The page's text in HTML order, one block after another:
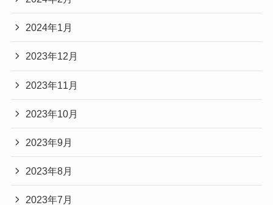
2024年1月
2023年12月
2023年11月
2023年10月
2023年9月
2023年8月
2023年7月